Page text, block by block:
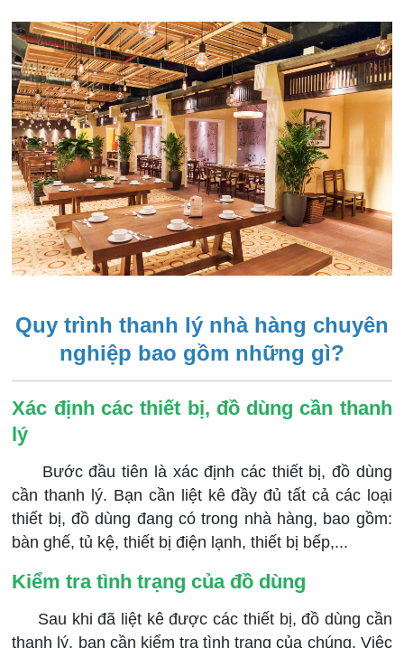
Quy trình thanh lý nhà hàng chuyên
nghiệp bao gồm những gì?
Xác định các thiết bị, đồ dùng cần thanh
lý
Bước đầu tiên là xác định các thiết bị, đồ dùng
cần thanh lý. Bạn cần liệt kê đầy đủ tất cả các loại
thiết bị, đồ dùng đang có trong nhà hàng, bao gồm:
bàn ghế, tủ kệ, thiết bị điện lạnh, thiết bị bếp,...
Kiểm tra tình trạng của đồ dùng
Sau khi đã liệt kê được các thiết bị, đồ dùng cần
thanh lý, bạn cần kiểm tra tình trạng của chúng. Việc